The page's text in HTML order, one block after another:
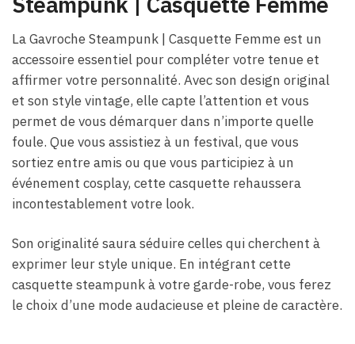
La Gavroche Steampunk | Casquette Femme est un
accessoire essentiel pour compléter votre tenue et
affirmer votre personnalité. Avec son design original
et son style vintage, elle capte l’attention et vous
permet de vous démarquer dans n’importe quelle
foule. Que vous assistiez à un festival, que vous
sortiez entre amis ou que vous participiez à un
événement cosplay, cette casquette rehaussera
incontestablement votre look.
Son originalité saura séduire celles qui cherchent à
exprimer leur style unique. En intégrant cette
casquette steampunk à votre garde-robe, vous ferez
le choix d’une mode audacieuse et pleine de caractère.